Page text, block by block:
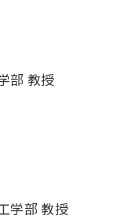
部 教授
学部 教授